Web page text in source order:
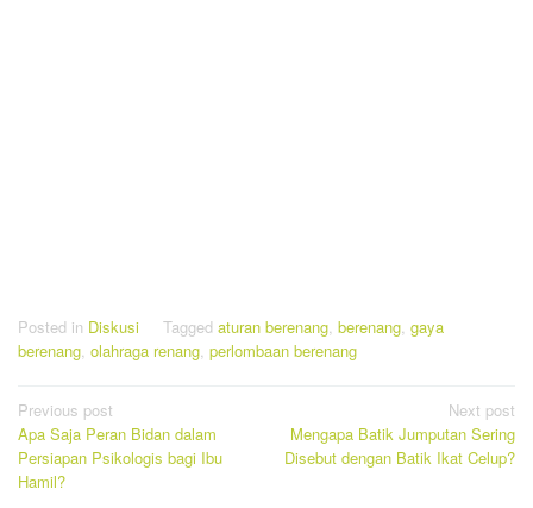
Posted in Diskusi Tagged aturan berenang berenang gaya
berenang olahraga renang perlombaan berenang
Post
navigation
Previous post
Apa Saja Peran Bidan dalam
Persiapan Psikologis bagi Ibu
Hamil?
Next post
Mengapa Batik Jumputan Sering
Disebut dengan Batik Ikat Celup?